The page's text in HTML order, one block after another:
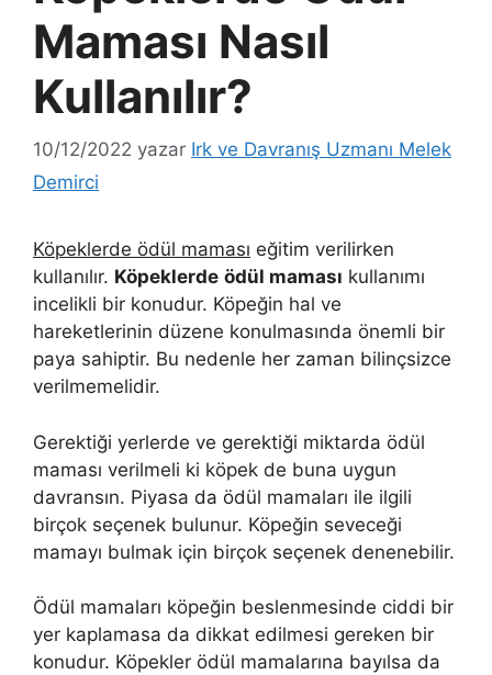
Maması Nasıl
Kullanılır?
10/12/2022 yazar Irk ve Davranış Uzmanı Melek
Demirci
Köpeklerde ödül maması eğitim verilirken
kullanılır. Köpeklerde ödül maması kullanımı
incelikli bir konudur. Köpeğin hal ve
hareketlerinin düzene konulmasında önemli bir
paya sahiptir. Bu nedenle her zaman bilinçsizce
verilmemelidir.
Gerektiği yerlerde ve gerektiği miktarda ödül
maması verilmeli ki köpek de buna uygun
davransın. Piyasa da ödül mamaları ile ilgili
birçok seçenek bulunur. Köpeğin seveceği
mamayı bulmak için birçok seçenek denenebilir.
Ödül mamaları köpeğin beslenmesinde ciddi bir
yer kaplamasa da dikkat edilmesi gereken bir
konudur. Köpekler ödül mamalarına bayılsa da